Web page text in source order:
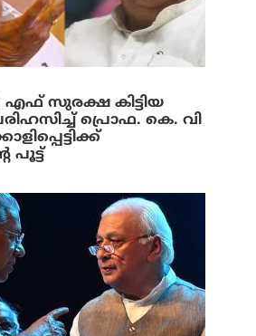
എഫ് സുരക്ഷ കിട്ടിയ
പ്രൊഫ. കെ. വി
പൂട്ട്